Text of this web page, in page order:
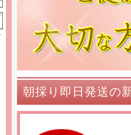
朝採り即日発送の